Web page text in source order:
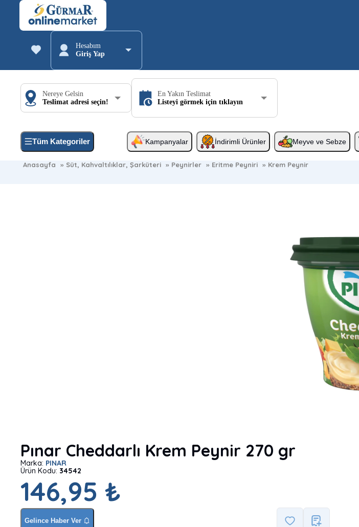
Hesabım
Giriş Yap
Nereye Gelsin
Teslimat adresi seçin!
En Yakın Teslimat
Listeyi görmek için tıklayın
Tüm Kategoriler Kampanyalar İndirimli Ürünler Meyve ve Sebze
Anasayfa » Süt, Kahvaltılıklar, Şarküteri » Peynirler » Eritme Peyniri » Krem Peynir
Pınar Cheddarlı Krem Peynir 270 gr
Marka: PINAR
Ürün Kodu: 34542
146,95 ₺
Gelince Haber Ver